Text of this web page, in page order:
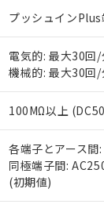
プッシュイン
電気的: 最大30回/
機械的: 最大30回/
100MΩ以上
各端子とアース
同極端子間:
(初期値)
在庫状況
す。
マイパー
ている必
お客様が
が、当社
※当社
いる法
部品在庫の切
※3 非含有
下記の非含有
EU RoHS指令
51物質の非含
※本証明書は
※2 環境保護
「10」：通常
味します。
「－」：未確
また当
たしませ
受